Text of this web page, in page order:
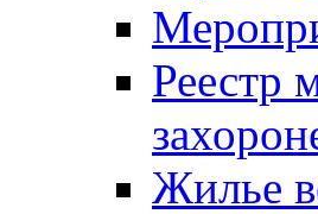
Реестр
Жилье